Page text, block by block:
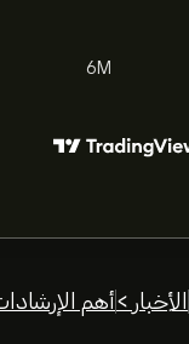
6M
الأخبار >أهم